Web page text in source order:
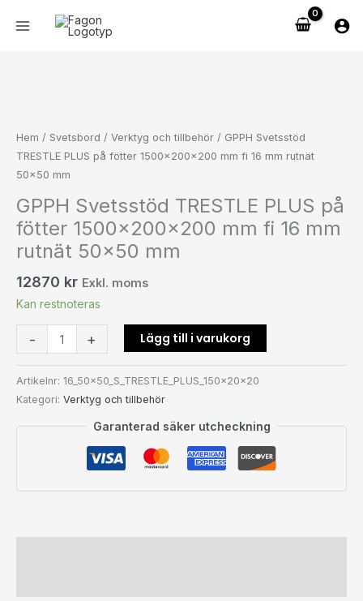
Hem / Svetsbord / Verktyg och tillbehör / GPPH Svetsstöd
TRESTLE PLUS på fötter 1500x200x200 mm fi 16 mm rutnät
50×50 mm
GPPH Svetsstöd TRESTLE PLUS på
fötter 1500x200x200 mm fi 16 mm
rutnät 50×50 mm
12870 kr Exkl. moms
Kan restnoteras
-
PLUS
på
fötter
mm
fi
16
rutnät
50x50
mängd
+ Lägg till i varukorg
Artikelnr: 16_50x50_S_TRESTLE_PLUS_150x20x20
Kategori: Verktyg och tillbehör
Garanterad säker utcheckning
på
fötter
rutnät
mängd